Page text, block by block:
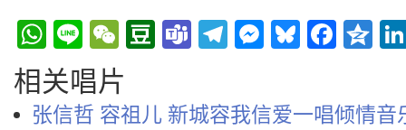
WhatsApp
LineWeChat
Douban
TeamsTelegramBluesky
相关唱片
张信哲 容祖儿 新城容我信爱一唱倾情音